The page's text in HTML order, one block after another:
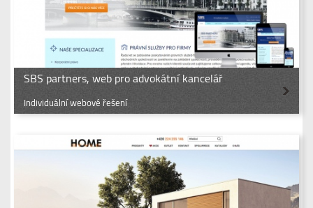
SBS partners, web pro advokátní kancelář
Individuální webové řešení